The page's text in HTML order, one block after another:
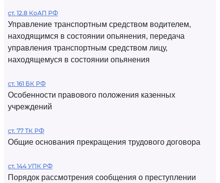
ст. 12.8 КоАП РФ
Управление транспортным средством водителем,
находящимся в состоянии опьянения, передача
управления транспортным средством лицу,
находящемуся в состоянии опьянения
ст. 161 БК РФ
Особенности правового положения казенных
учреждений
ст. 77 ТК РФ
Общие основания прекращения трудового договора
ст. 144 УПК РФ
Порядок рассмотрения сообщения о преступлении